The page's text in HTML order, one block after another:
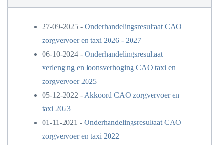
27-09-2025 - Onderhandelingsresultaat CAO
zorgvervoer en taxi 2026 - 2027
06-10-2024 - Onderhandelingsresultaat
verlenging en loonsverhoging CAO taxi en
zorgvervoer 2025
05-12-2022 - Akkoord CAO zorgvervoer en
taxi 2023
01-11-2021 - Onderhandelingsresultaat CAO
zorgvervoer en taxi 2022